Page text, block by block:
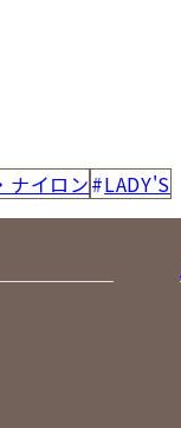
ナイロン LADY'S